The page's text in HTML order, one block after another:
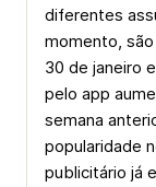
diferentes
momento,
30 de janeiro
pelo app
semana
popularidade
publicitário já